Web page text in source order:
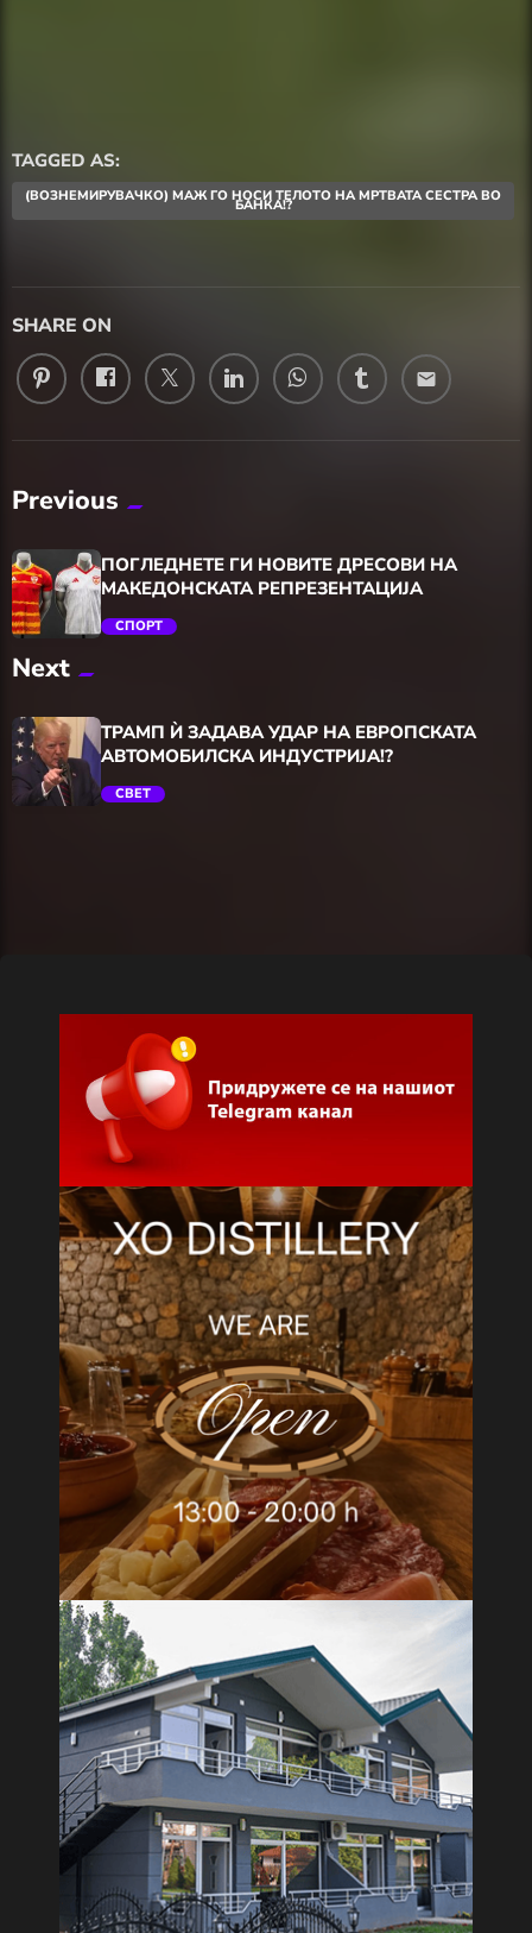
TAGGED AS:
(ВОЗНЕМИРУВАЧКО) МАЖ ГО НОСИ ТЕЛОТО НА МРТВАТА СЕСТРА ВО
БАНКА!?
SHARE ON
email
Previous
trending_flat
ПОГЛЕДНЕТЕ ГИ НОВИТЕ ДРЕСОВИ НА
МАКЕДОНСКАТА РЕПРЕЗЕНТАЦИЈА
СПОРТ
Next
ТРАМП Ѝ ЗАДАВА УДАР НА ЕВРОПСКАТА
АВТОМОБИЛСКА ИНДУСТРИЈА!?
СВЕТ